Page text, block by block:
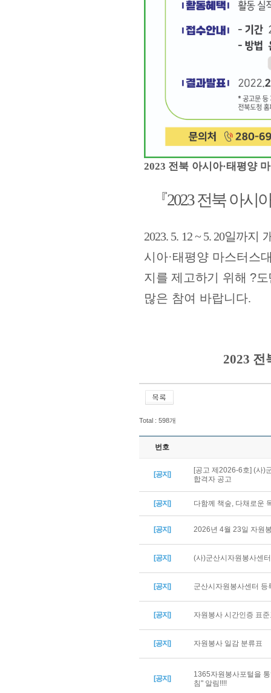
2023 전북 아시아·태평양
『2023전북 아시
2023. 5. 12 ~ 5. 20일까지
시아·태평양 마스터스
지를 제고하기 위해 ?도
많은 참여 바랍니다.
2023 전
Total : 598개
번호
[공지]
[공고 제2026-6호] (사)
합격자 공고
[공지] 다함께 책숲, 다채로운
[공지] 2026년 4월 23일 자원
[공지] (사)군산시자원봉사센
[공지] 군산시자원봉사센터 등
[공지] 자원봉사 시간인증 표
[공지] 자원봉사 일감 분류표
[공지]
1365자원봉사포털을
침" 알림!!!!